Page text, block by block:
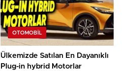
OTOMOBIL
Ülkemizde Satılan En Dayanıklı
Plug-in hybrid Motorlar